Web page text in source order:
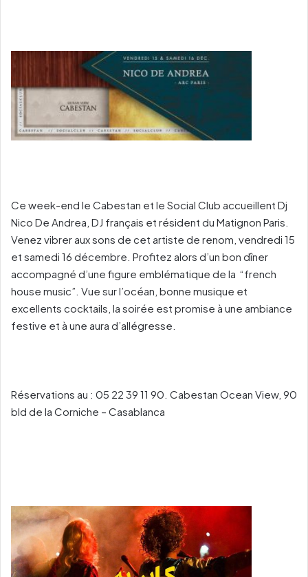
Ce week-end le Cabestan et le Social Club accueillent Dj
Nico De Andrea, DJ français et résident du Matignon Paris.
Venez vibrer aux sons de cet artiste de renom, vendredi 15
et samedi 16 décembre. Profitez alors d’un bon dîner
accompagné d’une figure emblématique de la “french
house music”. Vue sur l’océan, bonne musique et
excellents cocktails, la soirée est promise à une ambiance
festive et à une aura d’allégresse.
Réservations au : 05 22 39 11 90. Cabestan Ocean View, 90
bld de la Corniche – Casablanca